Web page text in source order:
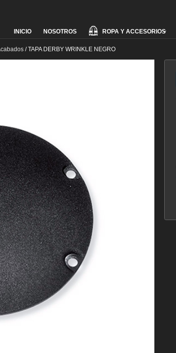
Skip
to
content
INICIO NOSOTROS ROPA Y ACCESORIOS
/TAPA DERBY WRINKLE NEGRO